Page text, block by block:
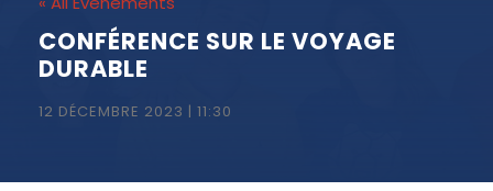
CONFÉRENCE SUR LE VOYAGE
DURABLE
12 DÉCEMBRE 2023 | 11:30